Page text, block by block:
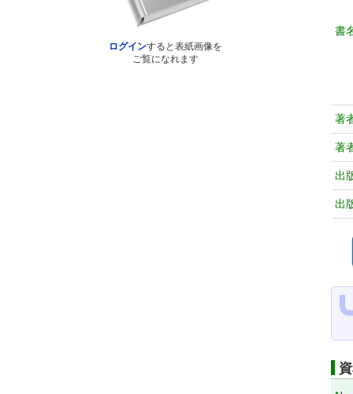
ログインすると表紙画像を
ご覧になれます
書
著
著
出
出